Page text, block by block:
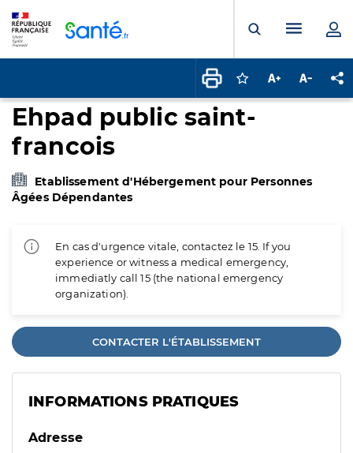
Ouvrir laMenu
Connectez-vous
Augmenter la
Ehpad public saint-
francois
Etablissement d'Hébergement pour Personnes
Âgées Dépendantes
En cas d'urgence vitale, contactez le 15. If you
experience or witness a medical emergency,
immediatly call 15 (the national emergency
organization).
CONTACTER L'ÉTABLISSEMENT
INFORMATIONS PRATIQUES
Adresse